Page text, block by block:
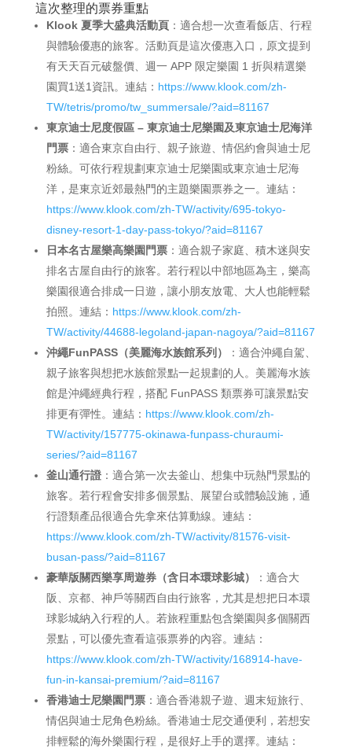
這次整理的票券重點
Klook 夏季大盛典活動頁：適合想一次查看飯店、行程
與體驗優惠的旅客。活動頁是這次優惠入口，原文提到
有天天百元破盤價、週一 APP 限定樂園 1 折與精選樂
園買1送1資訊。連結： https://www.klook.com/zh-
TW/tetris/promo/tw_summersale/?aid=81167
東京迪士尼度假區 – 東京迪士尼樂園及東京迪士尼海洋
門票：適合東京自由行、親子旅遊、情侶約會與迪士尼
粉絲。可依行程規劃東京迪士尼樂園或東京迪士尼海
洋，是東京近郊最熱門的主題樂園票券之一。連結：
https://www.klook.com/zh-TW/activity/695-tokyo-
disney-resort-1-day-pass-tokyo/?aid=81167
日本名古屋樂高樂園門票：適合親子家庭、積木迷與安
排名古屋自由行的旅客。若行程以中部地區為主，樂高
樂園很適合排成一日遊，讓小朋友放電、大人也能輕鬆
拍照。連結： https://www.klook.com/zh-
TW/activity/44688-legoland-japan-nagoya/?aid=81167
沖繩FunPASS（美麗海水族館系列）
：適合沖繩自駕、
親子旅客與想把水族館景點一起規劃的人。美麗海水族
館是沖繩經典行程，搭配 FunPASS 類票券可讓景點安
排更有彈性。連結： https://www.klook.com/zh-
TW/activity/157775-okinawa-funpass-churaumi-
series/?aid=81167
釜山通行證：適合第一次去釜山、想集中玩熱門景點的
旅客。若行程會安排多個景點、展望台或體驗設施，通
行證類產品很適合先拿來估算動線。連結：
https://www.klook.com/zh-TW/activity/81576-visit-
busan-pass/?aid=81167
豪華版關西樂享周遊券（含日本環球影城）
：適合大
阪、京都、神戶等關西自由行旅客，尤其是想把日本環
球影城納入行程的人。若旅程重點包含樂園與多個關西
景點，可以優先查看這張票券的內容。連結：
https://www.klook.com/zh-TW/activity/168914-have-
fun-in-kansai-premium/?aid=81167
香港迪士尼樂園門票：適合香港親子遊、週末短旅行、
情侶與迪士尼角色粉絲。香港迪士尼交通便利，若想安
排輕鬆的海外樂園行程，是很好上手的選擇。連結：